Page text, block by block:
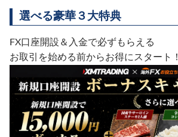
選べる豪華３大特典
FX口座開設＆入金で必ずもらえる
お取引を始める前からお得にスタート！